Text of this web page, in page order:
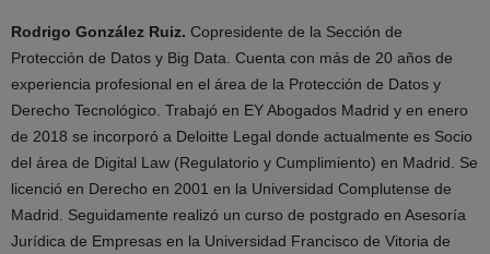
Rodrigo González Ruiz. Copresidente de la Sección de
Protección de Datos y Big Data. Cuenta con más de 20 años de
experiencia profesional en el área de la Protección de Datos y
Derecho Tecnológico. Trabajó en EY Abogados Madrid y en enero
de 2018 se incorporó a Deloitte Legal donde actualmente es Socio
del área de Digital Law (Regulatorio y Cumplimiento) en Madrid. Se
licenció en Derecho en 2001 en la Universidad Complutense de
Madrid. Seguidamente realizó un curso de postgrado en Asesoría
Jurídica de Empresas en la Universidad Francisco de Vitoria de